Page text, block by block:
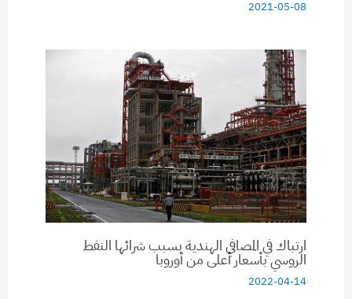
2021-05-08
ارتباك في المصافي الهندية بسبب شرائها النفط
الروسي بأسعار أعلى من أوروبا
2022-04-14